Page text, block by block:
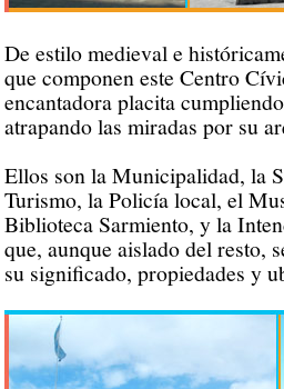
De estilo medieval e
que componen este Centro
encantadora placita
atrapando las miradas por su
Ellos son la Municipalidad, la
Turismo, la Policía local, el
Biblioteca Sarmiento, y la
que, aunque aislado del resto,
su significado, propiedades y